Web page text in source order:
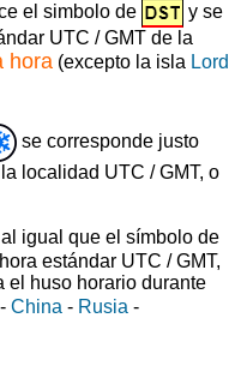
el simbolo de
y se
UTC / GMT de la
hora (excepto la isla Lord
se corresponde justo
localidad UTC / GMT, o
al igual que el símbolo de
estándar UTC / GMT,
el huso horario durante
- China - Rusia -